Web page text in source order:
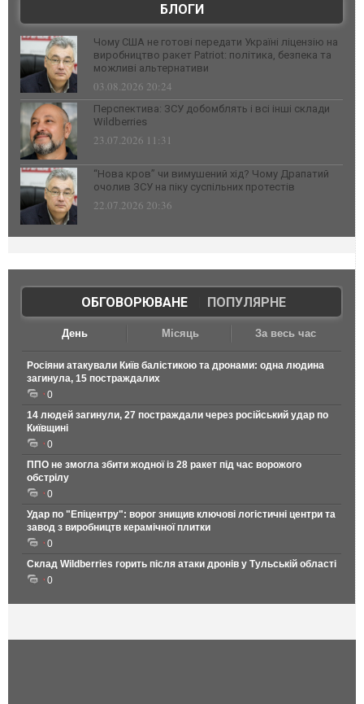
БЛОГИ
Чому США не готові передати Україні ліцензію на
виробництво ракет Patriot: політика, безпека та
можливі альтернативи
03.08.2026 20:24
Перспектива: ЗСУ добомблять і всі інші склади
Wildberries
23.07.2026 11:31
“Нова кров” чи вимушений хід? Чому Драпатий
очолив ЗСУ на піку суспільних протестів
22.07.2026 20:36
ОБГОВОРЮВАНЕ| ПОПУЛЯРНЕ
День Місяць За весь час
Росіяни атакували Київ балістикою та дронами: одна людина
загинула, 15 постраждалих
0
14 людей загинули, 27 постраждали через російський удар по
Київщині
0
ППО не змогла збити жодної із 28 ракет під час ворожого
обстрілу
0
Удар по "Епіцентру": ворог знищив ключові логістичні центри та
завод з виробництв керамічної плитки
0
Склад Wildberries горить після атаки дронів у Тульській області
0